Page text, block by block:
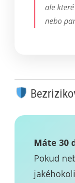
ale
nebo
Máte 30
Pokud